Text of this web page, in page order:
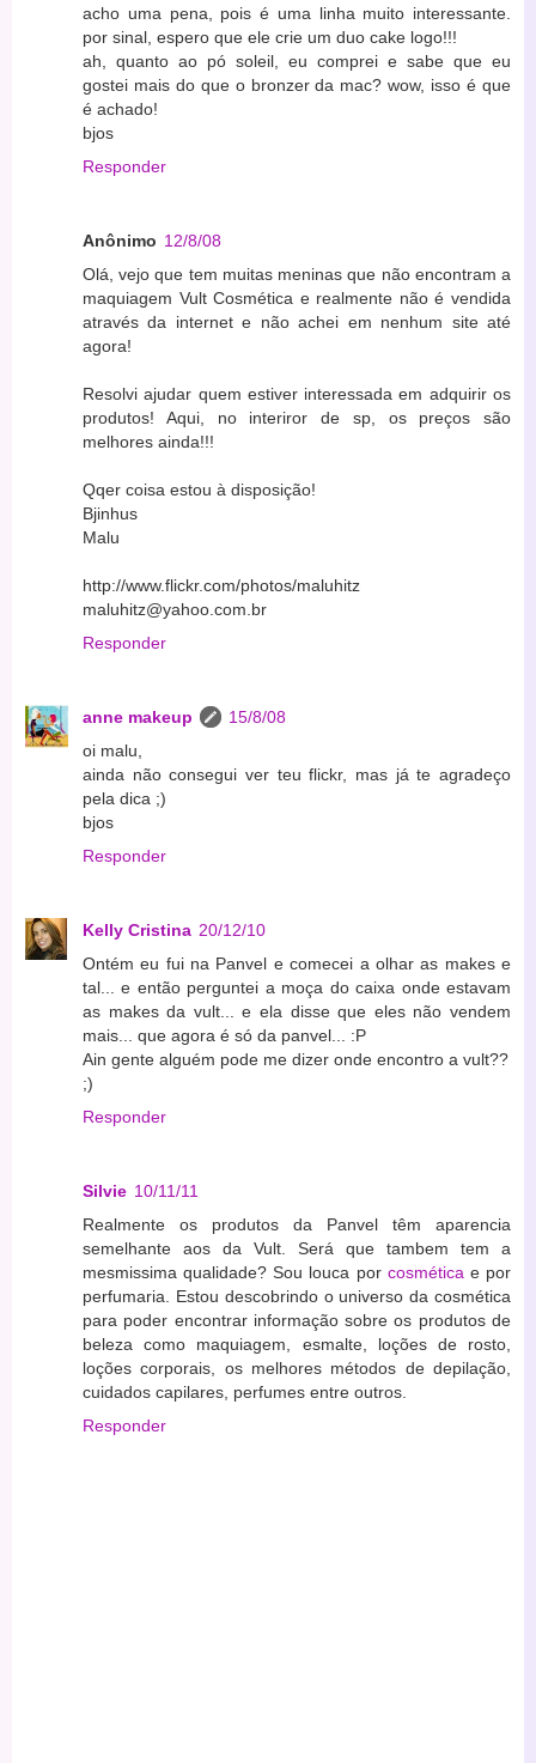
acho uma pena, pois é uma linha muito interessante.
por sinal, espero que ele crie um duo cake logo!!!
ah, quanto ao pó soleil, eu comprei e sabe que eu
gostei mais do que o bronzer da mac? wow, isso é que
é achado!
bjos
Responder
Anônimo 12/8/08
Olá, vejo que tem muitas meninas que não encontram a
maquiagem Vult Cosmética e realmente não é vendida
através da internet e não achei em nenhum site até
agora!
Resolvi ajudar quem estiver interessada em adquirir os
produtos! Aqui, no interiror de sp, os preços são
melhores ainda!!!
Qqer coisa estou à disposição!
Bjinhus
Malu
http://www.flickr.com/photos/maluhitz
maluhitz@yahoo.com.br
Responder
anne makeup
15/8/08
oi malu,
ainda não consegui ver teu flickr, mas já te agradeço
pela dica ;)
bjos
Responder
Kelly Cristina 20/12/10
Ontém eu fui na Panvel e comecei a olhar as makes e
tal... e então perguntei a moça do caixa onde estavam
as makes da vult... e ela disse que eles não vendem
mais... que agora é só da panvel... :P
Ain gente alguém pode me dizer onde encontro a vult??
;)
Responder
Silvie 10/11/11
Realmente os produtos da Panvel têm aparencia
semelhante aos da Vult. Será que tambem tem a
mesmissima qualidade? Sou louca por cosmética e por
perfumaria. Estou descobrindo o universo da cosmética
para poder encontrar informação sobre os produtos de
beleza como maquiagem, esmalte, loções de rosto,
loções corporais, os melhores métodos de depilação,
cuidados capilares, perfumes entre outros.
Responder